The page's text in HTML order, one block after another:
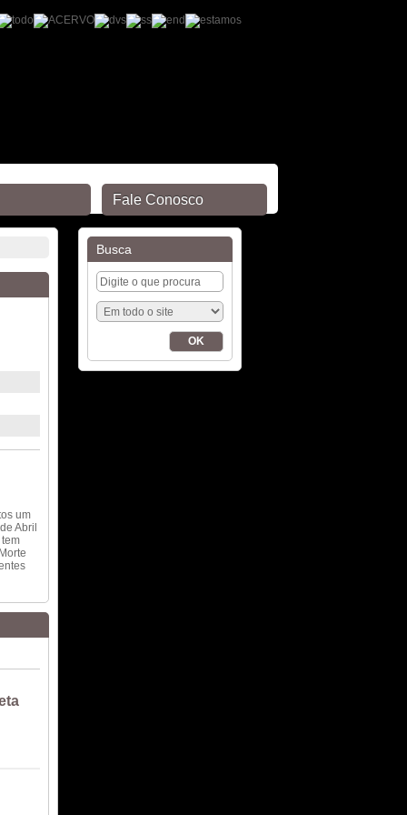
Busca
um
Abril
Fale Conosco